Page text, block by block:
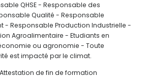
QHSE - Responsable des
Qualité - Responsable
- Responsable Production Industrielle -
Agroalimentaire - Etudiants en
ou agronomie - Toute
est impacté par le climat.
Attestation de fin de formation